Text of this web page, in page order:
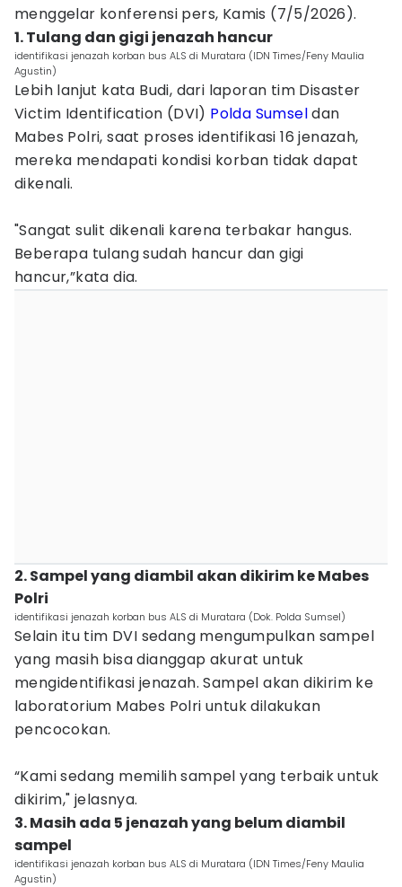
menggelar konferensi pers, Kamis (7/5/2026).
1. Tulang dan gigi jenazah hancur
identifikasi jenazah korban bus ALS di Muratara (IDN Times/Feny Maulia
Agustin)
Lebih lanjut kata Budi, dari laporan tim Disaster
Victim Identification (DVI) Polda Sumseldan
Mabes Polri, saat proses identifikasi 16 jenazah,
mereka mendapati kondisi korban tidak dapat
dikenali.
"Sangat sulit dikenali karena terbakar hangus.
Beberapa tulang sudah hancur dan gigi
hancur,”kata dia.
2. Sampel yang diambil akan dikirim ke Mabes
Polri
identifikasi jenazah korban bus ALS di Muratara (Dok. Polda Sumsel)
Selain itu tim DVI sedang mengumpulkan sampel
yang masih bisa dianggap akurat untuk
mengidentifikasi jenazah. Sampel akan dikirim ke
laboratorium Mabes Polri untuk dilakukan
pencocokan.
“Kami sedang memilih sampel yang terbaik untuk
dikirim," jelasnya.
3. Masih ada 5 jenazah yang belum diambil
sampel
identifikasi jenazah korban bus ALS di Muratara (IDN Times/Feny Maulia
Agustin)